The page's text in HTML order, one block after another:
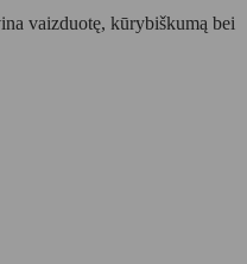
vaizduotę, kūrybiškumą bei